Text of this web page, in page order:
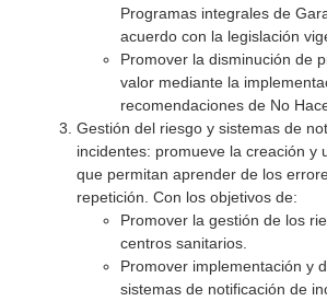
Programas integrales de
acuerdo con la legislación
Promover la disminución de
valor mediante la
recomendaciones de No
Gestión del riesgo y sistemas de
incidentes: promueve la creación y
que permitan aprender de los
repetición. Con los objetivos de:
Promover la gestión de los
centros sanitarios.
Promover implementación y
sistemas de notificación de